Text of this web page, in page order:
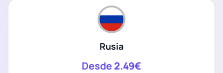
Rusia
Desde2.49€